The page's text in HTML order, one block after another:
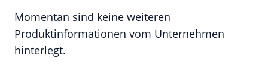
Momentan sind keine weiteren
Produktinformationen vom Unternehmen
hinterlegt.